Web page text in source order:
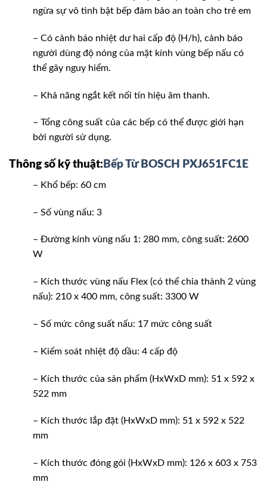
ngừa sự vô tình bật bếp đảm bảo an toàn cho trẻ em
– Có cảnh báo nhiệt dư hai cấp độ (H/h), cảnh báo
người dùng độ nóng của mặt kính vùng bếp nấu có
thể gây nguy hiểm.
– Khả năng ngắt kết nối tín hiệu âm thanh.
– Tổng công suất của các bếp có thể được giới hạn
bởi người sử dụng.
Thông số kỹ thuật: Bếp Từ BOSCH PXJ651FC1E
– Khổ bếp: 60 cm
– Số vùng nấu: 3
– Đường kính vùng nấu 1: 280 mm, công suất: 2600
W
– Kích thước vùng nấu Flex (có thể chia thành 2 vùng
nấu): 210 x 400 mm, công suất: 3300 W
– Số mức công suất nấu: 17 mức công suất
– Kiểm soát nhiệt độ dầu: 4 cấp độ
– Kích thước của sản phẩm (HxWxD mm): 51 x 592 x
522 mm
– Kích thước lắp đặt (HxWxD mm): 51 x 592 x 522
mm
– Kích thước đóng gói (HxWxD mm): 126 x 603 x 753
mm